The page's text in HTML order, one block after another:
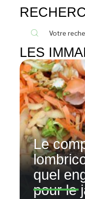
LES
Le
quel
pour le